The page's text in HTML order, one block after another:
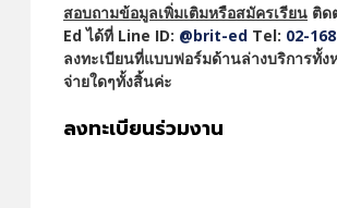
สอบถามข้อมูลเพิ่มเติมหรือสมัครเรียน ติด
Ed ได้ที่ Line ID: @brit-ed Tel: 02-
ลงทะเบียนที่แบบฟอร์มด้านล่างบริการทั้ง
จ่ายใดๆทั้งสิ้นค่ะ
ลงทะเบียนร่วมงาน